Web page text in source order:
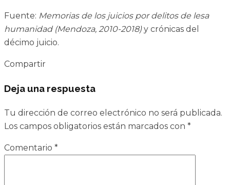
Fuente: Memorias de los juicios por delitos de lesa
humanidad (Mendoza, 2010-2018)y crónicas del
décimo juicio.
Compartir
Deja una respuesta
Tu dirección de correo electrónico no será publicada.
Los campos obligatorios están marcados con *
Comentario *